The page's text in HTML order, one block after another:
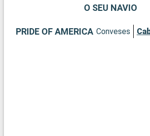
O SEU NAVIO
PRIDE OF AMERICA Conveses